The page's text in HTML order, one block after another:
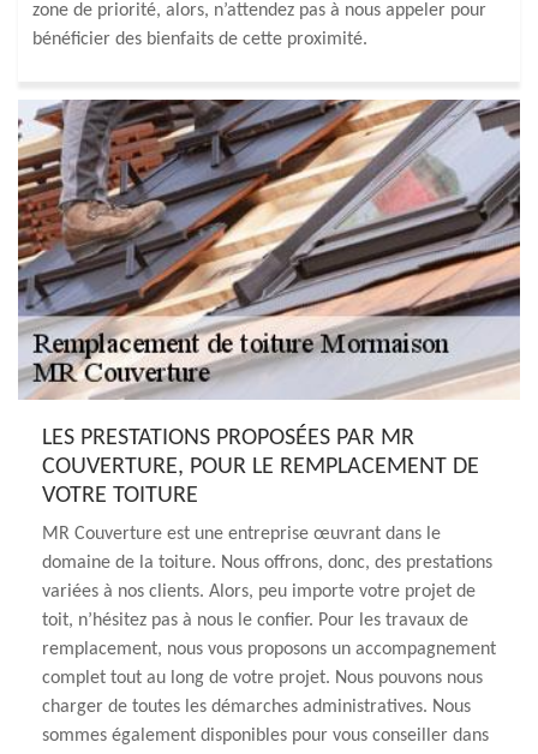
zone de priorité, alors, n’attendez pas à nous appeler pour
bénéficier des bienfaits de cette proximité.
LES PRESTATIONS PROPOSÉES PAR MR
COUVERTURE, POUR LE REMPLACEMENT DE
VOTRE TOITURE
MR Couverture est une entreprise œuvrant dans le
domaine de la toiture. Nous offrons, donc, des prestations
variées à nos clients. Alors, peu importe votre projet de
toit, n’hésitez pas à nous le confier. Pour les travaux de
remplacement, nous vous proposons un accompagnement
complet tout au long de votre projet. Nous pouvons nous
charger de toutes les démarches administratives. Nous
sommes également disponibles pour vous conseiller dans